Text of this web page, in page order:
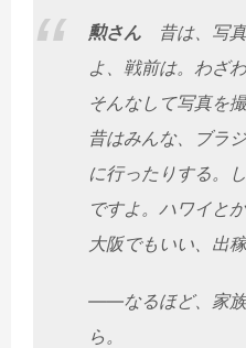
勲さん 昔は、写
よ、戦前は。わざ
そんなして写真を
昔はみんな、ブラ
に行ったりする。
ですよ。ハワイと
大阪でもいい、出
――なるほど、家族
ら。